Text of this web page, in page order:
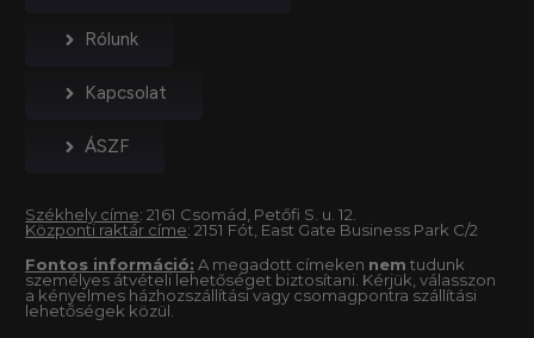
Rólunk
Kapcsolat
ÁSZF
Székhely címe: 2161 Csomád, Petőfi S. u. 12.
Központi raktár címe: 2151 Fót, East Gate Business Park C/2
Fontos információ: A megadott címeken nem tudunk
személyes átvételi lehetőséget biztosítani. Kérjük, válasszon
a kényelmes házhozszállítási vagy csomagpontra szállítási
lehetőségek közül.